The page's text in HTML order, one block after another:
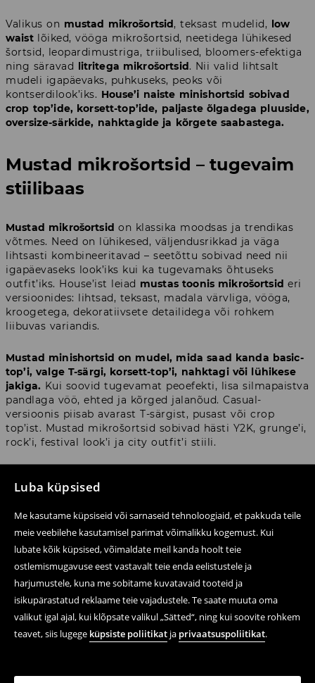
Luba küpsised
Me kasutame küpsiseid või sarnaseid tehnoloogiaid, et pakkuda teile
meie veebilehe kasutamisel parimat võimalikku kogemust. Kui
lubate kõik küpsised, võimaldate meil kanda hoolt teie
ostlemismugavuse eest vastavalt teie enda eelistustele ja
harjumustele, kuna me sobitame kuvatavaid tooteid ja
isikupärastatud reklaame teie vajadustele. Te saate muuta oma
valikut igal ajal, kui klõpsate valikul „Sätted“, ning kui soovite rohkem
teavet, siis lugege küpsiste poliitikat ja privaatsuspoliitikat.
Valikus on mustad mikrošortsid , teksast mudelid,
low
waistlõiked, vööga mikrošortsid, neetidega lühikesed
šortsid, leopardimustriga, triibulised, bloomers-efektiga
ning säravad
litritega mikrošortsid . Nii valid lihtsalt
mudeli igapäevaks, puhkuseks, peoks või
kontserdilook’iks. House’i naiste minishortsid sobivad
crop top’ide, korsett-top’ide, paljaste õlgadega pluuside,
oversize-särkide, nahktagide ja kõrgete saabastega.
Mustad mikrošortsid – tugevaim
stiilibaas
Mustad mikrošortsid on klassika moodsas ja trendikas
võtmes. Need on lühikesed, väljendusrikkad ja väga
lihtsasti kombineeritavad – seetõttu sobivad need nii
igapäevaseks look’iks kui ka tugevamaks õhtuseks
outfit’iks. House’ist leiad mustas toonis mikrošortsid eri
versioonides: lihtsad, teksast, madala värvliga, vööga,
kroogetega, dekoratiivsete detailidega või rohkem
liibuvas variandis.
Mustad minishortsid on mudel, mida saad kanda basic-
top’i, valge T-särgi, korsett-top’i, nahktagi või lühikese
jakiga. Kui soovid tugevamat peoefekti, lisa silmapaistva
pandlaga vöö, ehted ja kõrged jalanõud. Casual-
versioonis piisab avarast T-särgist, pusast või crop
top’ist. Mustad mikrošortsid sobivad hästi Y2K, grunge’i,
rock’i, festival look’i ja city outfit’i stiili.
Low waist mikrošortsid – madala
värvliga lõige 2000ndate vaimus
Selle kategooria üks tähtsamaid trende onlow waist
mikrošortsid
, ehk lühikesed madala värvliga mudelid.
See lõige seostub tugevalt 2000ndate moega ja on nüüd
tagasi uues, stiilsemas versioonis.Low waist
minishortsid näevad kõige paremad välja lühikeste
toppide, liibuvate T-särkide, paljaste õlgadega pluuside
ja korsett-lõigetega.
pruunid, grafiiditooni või mustrilised mudelid. Eriti